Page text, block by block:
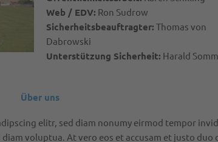
Web / EDV: Ron Sudrow
Sicherheitsbeauftragter: Thomas von
Dabrowski
Unterstützung Sicherheit: Harald
Über uns
elitr, sed diam nonumy eirmod tempor
voluptua. At vero eos et accusam et justo duo